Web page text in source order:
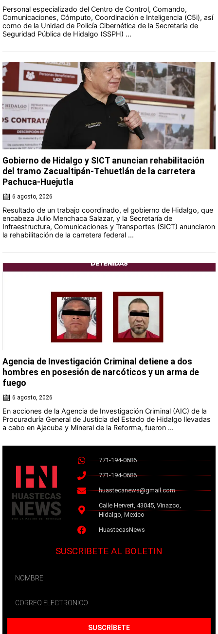
Personal especializado del Centro de Control, Comando,
Comunicaciones, Cómputo, Coordinación e Inteligencia (C5i), así
como de la Unidad de Policía Cibernética de la Secretaría de
Seguridad Pública de Hidalgo (SSPH) ...
Gobierno de Hidalgo y SICT anuncian rehabilitación
del tramo Zacualtipán-Tehuetlán de la carretera
Pachuca-Huejutla
6 agosto, 2026
Resultado de un trabajo coordinado, el gobierno de Hidalgo, que
encabeza Julio Menchaca Salazar, y la Secretaría de
Infraestructura, Comunicaciones y Transportes (SICT) anunciaron
la rehabilitación de la carretera federal ...
Agencia de Investigación Criminal detiene a dos
hombres en posesión de narcóticos y un arma de
fuego
6 agosto, 2026
En acciones de la Agencia de Investigación Criminal (AIC) de la
Procuraduría General de Justicia del Estado de Hidalgo llevadas
a cabo en Ajacuba y Mineral de la Reforma, fueron ...
771-194-0686
771-194-0686
huastecanews@gmail.com
Calle Hervert, 43045, Vinazco,
Hidalgo, Mexico
HuastecasNews
SUSCRIBETE AL BOLETIN
SUSCRÍBETE